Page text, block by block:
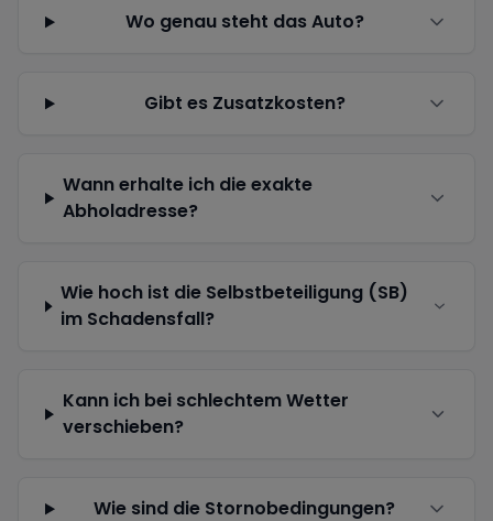
Wo genau steht das Auto?
Gibt es Zusatzkosten?
Wann erhalte ich die exakte
Abholadresse?
Wie hoch ist die Selbstbeteiligung (SB)
im Schadensfall?
Kann ich bei schlechtem Wetter
verschieben?
Wie sind die Stornobedingungen?